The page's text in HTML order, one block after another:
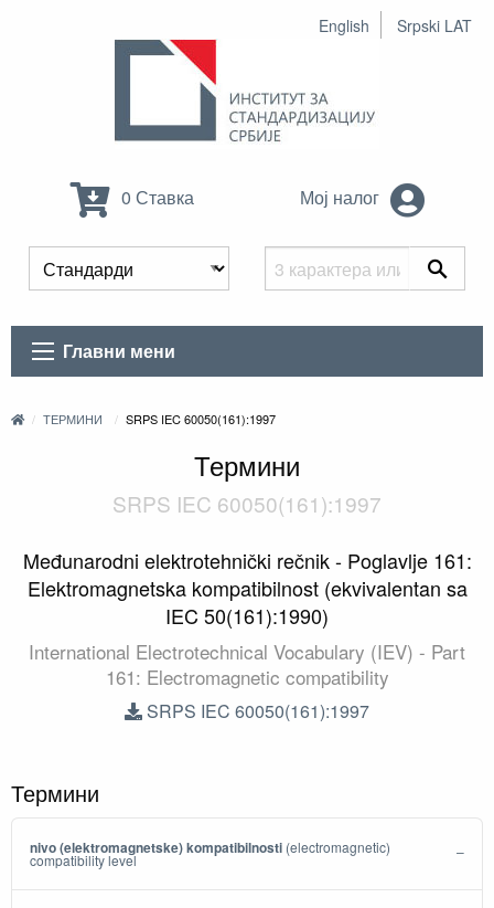
English Srpski LAT
0 Ставка Мој налог
Главни мени
ТЕРМИНИ SRPS IEC 60050(161):1997
Термини
SRPS IEC 60050(161):1997
Međunarodni elektrotehnički rečnik - Poglavlje 161:
Elektromagnetska kompatibilnost (ekvivalentan sa
IEC 50(161):1990)
International Electrotechnical Vocabulary (IEV) - Part
161: Electromagnetic compatibility
SRPS IEC 60050(161):1997
Термини
nivo (elektromagnetske) kompatibilnosti (electromagnetic)
compatibility level